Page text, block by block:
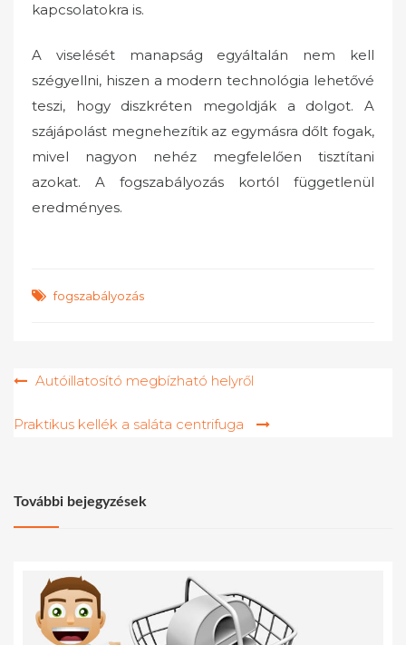
kapcsolatokra is.
A viselését manapság egyáltalán nem kell
szégyellni, hiszen a modern technológia lehetővé
teszi, hogy diszkréten megoldják a dolgot. A
szájápolást megnehezítik az egymásra dőlt fogak,
mivel nagyon nehéz megfelelően tisztítani
azokat. A fogszabályozás kortól függetlenül
eredményes.
fogszabályozás
Bejegyzés
Autóillatosító megbízható helyről
Praktikus kellék a saláta centrifuga
További bejegyzések